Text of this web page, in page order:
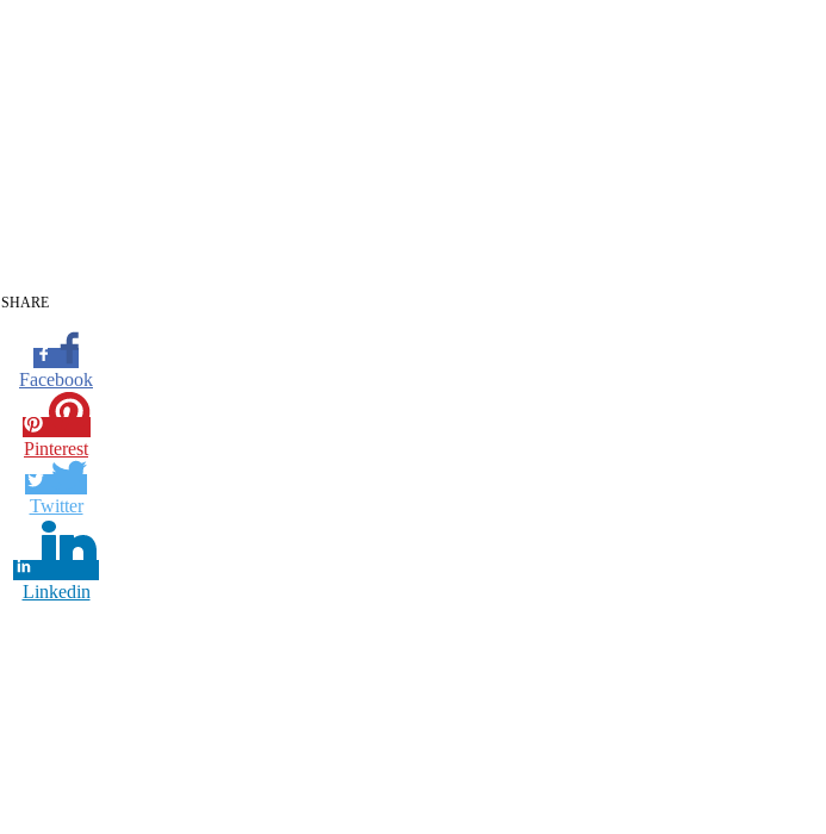
SHARE
Facebook
Pinterest
Twitter
Linkedin